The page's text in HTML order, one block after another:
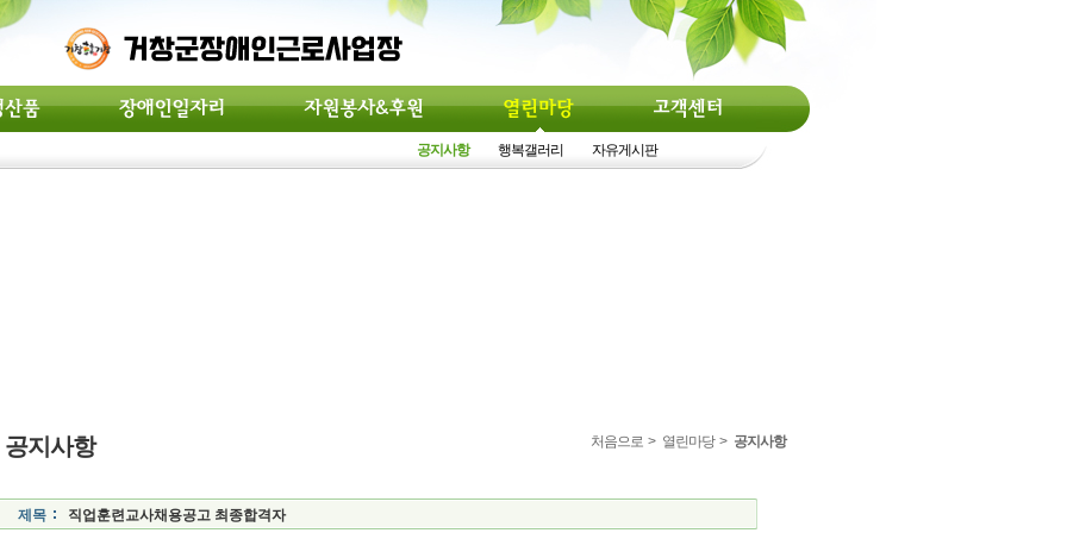
공지사항 행복갤러리 자유게시판
처음으로 > 열린마당> 공지사항
공지사항
제목 직업훈련교사채용공고 최종합격자